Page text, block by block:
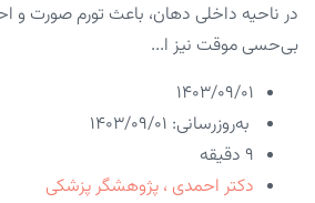
در ناحیه داخلی دهان، باعث تورم صورت و
بی‌حسی موقت نیز ا...
۱۴۰۳/۰۹/۰۱
به‌روزرسانی: ۱۴۰۳/۰۹/۰۱
9 دقیقه
دکتر احمدی ، پژوهشگر پزشکی